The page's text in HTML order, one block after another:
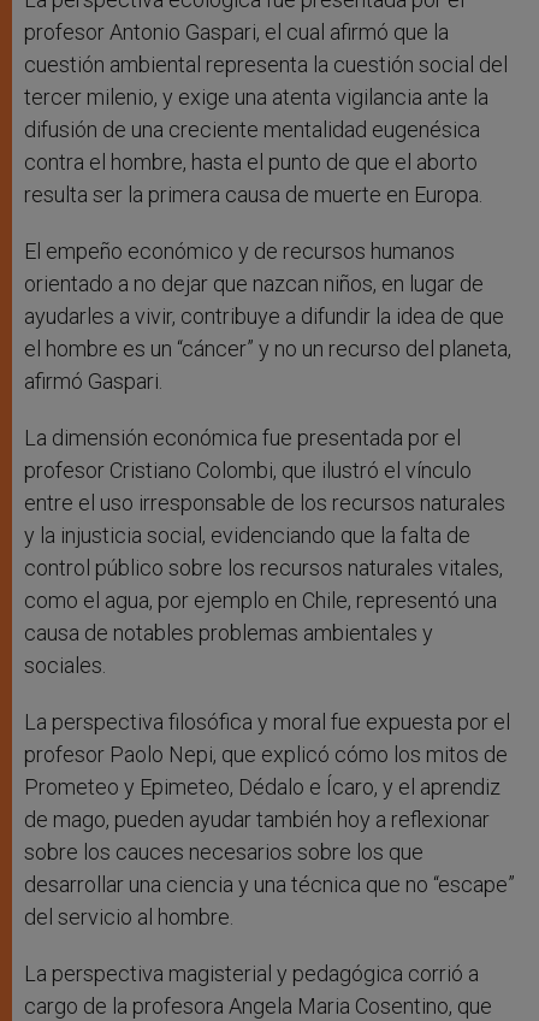
profesor Antonio Gaspari, el cual afirmó que la
cuestión ambiental representa la cuestión social del
tercer milenio, y exige una atenta vigilancia ante la
difusión de una creciente mentalidad eugenésica
contra el hombre, hasta el punto de que el aborto
resulta ser la primera causa de muerte en Europa.
El empeño económico y de recursos humanos
orientado a no dejar que nazcan niños, en lugar de
ayudarles a vivir, contribuye a difundir la idea de que
el hombre es un “cáncer” y no un recurso del planeta,
afirmó Gaspari.
La dimensión económica fue presentada por el
profesor Cristiano Colombi, que ilustró el vínculo
entre el uso irresponsable de los recursos naturales
y la injusticia social, evidenciando que la falta de
control público sobre los recursos naturales vitales,
como el agua, por ejemplo en Chile, representó una
causa de notables problemas ambientales y
sociales.
La perspectiva filosófica y moral fue expuesta por el
profesor Paolo Nepi, que explicó cómo los mitos de
Prometeo y Epimeteo, Dédalo e Ícaro, y el aprendiz
de mago, pueden ayudar también hoy a reflexionar
sobre los cauces necesarios sobre los que
desarrollar una ciencia y una técnica que no “escape”
del servicio al hombre.
La perspectiva magisterial y pedagógica corrió a
cargo de la profesora Angela Maria Cosentino, que